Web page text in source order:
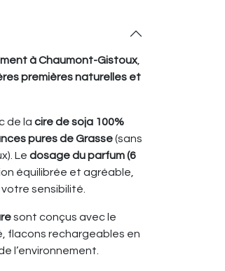
à Chaumont-Gistoux,
premières naturelles et
de la cire de soja 100%
pures de Grasse(sans
Le dosage du parfum (6
équilibrée et agréable,
sensibilité.
sont conçus avec le
flacons rechargeables en
l’environnement.